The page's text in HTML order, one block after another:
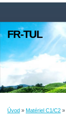
FR-TUL
Úvod » Matériel C1/C2 »